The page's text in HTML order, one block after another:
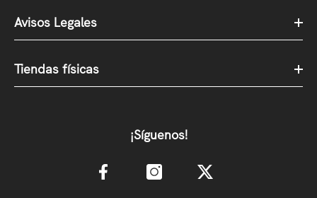
Avisos Legales
Tiendas físicas
¡Síguenos!